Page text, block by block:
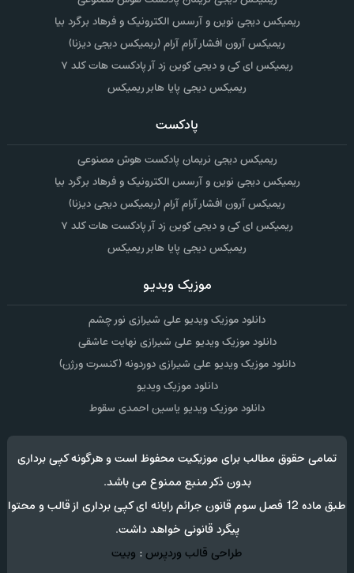
ریمیکس دیجی نوین و آرسس الکترونیک و فرهاد برگرد بیا
ریمیکس آرون افشار آرام آرام (ریمیکس دیجی دیزنا)
ریمیکس ای کی و دیجی کوین زد آر پادکست هات کلد ۷
ریمیکس دیجی پایا هابر ریمیکس
پادکست
ریمیکس دیجی نریمان پادکست هوش مصنوعی
ریمیکس دیجی نوین و آرسس الکترونیک و فرهاد برگرد بیا
ریمیکس آرون افشار آرام آرام (ریمیکس دیجی دیزنا)
ریمیکس ای کی و دیجی کوین زد آر پادکست هات کلد ۷
ریمیکس دیجی پایا هابر ریمیکس
موزیک ویدیو
دانلود موزیک ویدیو علی شیرازی نور چشم
دانلود موزیک ویدیو علی شیرازی نهایت عاشقی
دانلود موزیک ویدیو علی شیرازی دوردونه (کنسرت ورژن)
دانلود موزیک ویدیو
دانلود موزیک ویدیو یاسین احمدی سقوط
تمامی حقوق مطالب برای موزیکیت محفوظ است و هرگونه کپی برداری
بدون ذکر منبع ممنوع می باشد.
طبق ماده 12 فصل سوم قانون جرائم رایانه ای کپی برداری از قالب و محتوا
پیگرد قانونی خواهد داشت.
طراحی قالب وردپرس: وبیت